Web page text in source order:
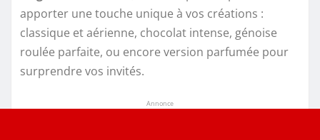
apporter une touche unique à vos créations :
classique et aérienne, chocolat intense, génoise
roulée parfaite, ou encore version parfumée pour
surprendre vos invités.
Annonce